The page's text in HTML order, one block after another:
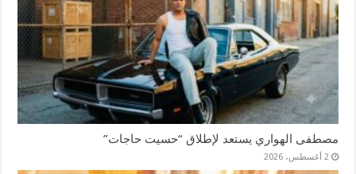
مصطفى الهواري يستعد لإطلاق “حسيت حاجات”
2 أغسطس، 2026